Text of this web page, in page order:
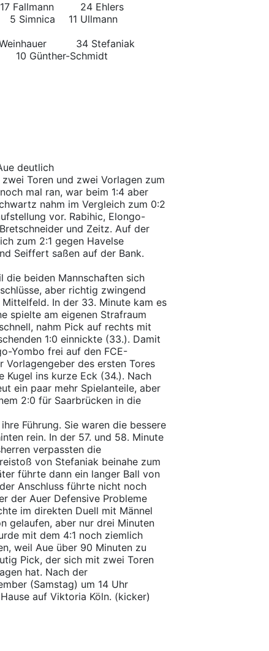
Fallmann
24 Ehlers
5 Simnica
11 Ullmann
34 Stefaniak
10 Günther-Schmidt
deutlich
Toren und zwei Vorlagen zum
mal ran, war beim 1:4 aber
nahm im Vergleich zum 0:2
vor. Rabihic, Elongo-
und Zeitz. Auf der
zum 2:1 gegen Havelse
Seiffert saßen auf der Bank.
die beiden Mannschaften sich
aber richtig zwingend
In der 33. Minute kam es
spielte am eigenen Strafraum
nahm Pick auf rechts mit
1:0 einnickte (33.). Damit
Yombo frei auf den FCE-
Vorlagengeber des ersten Tores
Kugel ins kurze Eck (34.). Nach
ein paar mehr Spielanteile, aber
2:0 für Saarbrücken in die
Führung. Sie waren die bessere
rein. In der 57. und 58. Minute
verpassten die
von Stefaniak beinahe zum
führte dann ein langer Ball von
Anschluss führte nicht noch
der Auer Defensive Probleme
im direkten Duell mit Männel
gelaufen, aber nur drei Minuten
mit dem 4:1 noch ziemlich
weil Aue über 90 Minuten zu
Pick, der sich mit zwei Toren
hat. Nach der
(Samstag) um 14 Uhr
auf Viktoria Köln. (kicker)